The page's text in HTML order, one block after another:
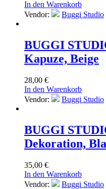
In den Warenkorb
Vendor:
Buggi Studio
BUGGI
Kapuze, Beige
28,00 €
In den Warenkorb
Vendor:
Buggi Studio
BUGGI
Dekoration,
35,00 €
In den Warenkorb
Vendor:
Buggi Studio